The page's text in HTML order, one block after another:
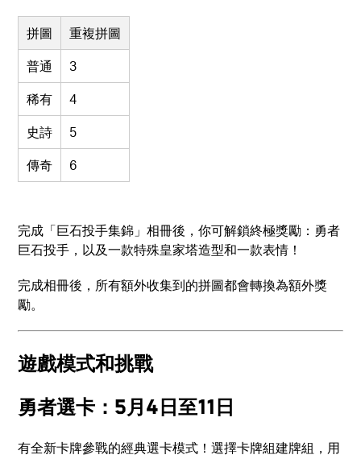
拼圖
重複拼圖
普通
3
稀有
4
史詩
5
傳奇
6
完成「巨石投手集錦」相冊後，你可解鎖終極獎勵：勇者
巨石投手，以及一款特殊皇家塔造型和一款表情！
完成相冊後，所有額外收集到的拼圖都會轉換為額外獎
勵。
遊戲模式和挑戰
勇者選卡：5月4日至11日
有全新卡牌參戰的經典選卡模式！選擇卡牌組建牌組，用